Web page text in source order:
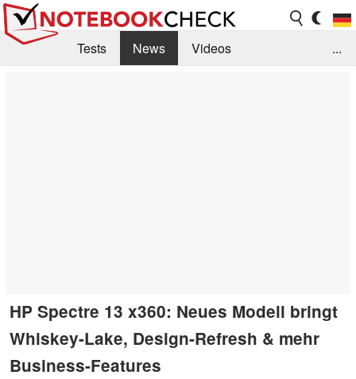
Tests News
Videos
...
HP Spectre 13 x360: Neues Modell bringt
Whiskey-Lake, Design-Refresh & mehr
Business-Features